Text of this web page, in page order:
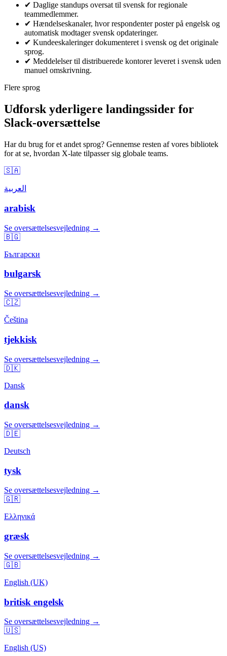
✔ Daglige standups oversat til svensk for regionale
teammedlemmer.
✔ Hændelseskanaler, hvor respondenter poster på engelsk og
automatisk modtager svensk opdateringer.
✔ Kundeeskaleringer dokumenteret i svensk og det originale
sprog.
✔ Meddelelser til distribuerede kontorer leveret i svensk uden
manuel omskrivning.
Flere sprog
Udforsk yderligere landingssider for
Slack-oversættelse
Har du brug for et andet sprog? Gennemse resten af vores bibliotek
for at se, hvordan X-late tilpasser sig globale teams.
🇸🇦
العربية
arabisk
Se oversættelsesvejledning →
🇧🇬
Български
bulgarsk
Se oversættelsesvejledning →
🇨🇿
Čeština
tjekkisk
Se oversættelsesvejledning →
🇩🇰
Dansk
dansk
Se oversættelsesvejledning →
🇩🇪
Deutsch
tysk
Se oversættelsesvejledning →
🇬🇷
Ελληνικά
græsk
Se oversættelsesvejledning →
🇬🇧
English (UK)
britisk engelsk
Se oversættelsesvejledning →
🇺🇸
English (US)